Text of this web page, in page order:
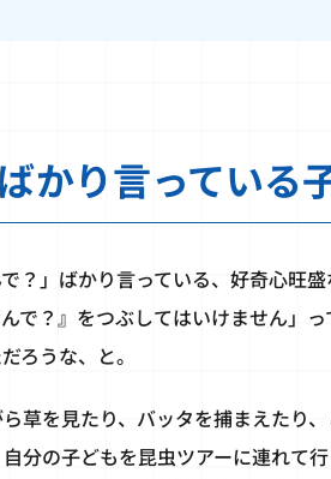
かり言っている
？」ばかり言っている、好奇心旺
で？』をつぶしてはいけません」
ろうな、と。
草を見たり、バッタを捕まえたり
分の子どもを昆虫ツアーに連れて